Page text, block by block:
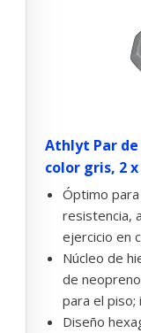
Athlyt Par de
color gris, 2
Óptimo
resistencia,
ejercicio en
Núcleo de
de
para el
Diseño